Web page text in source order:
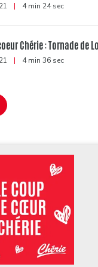
| 4 min 24 sec
Chérie : Tornade de
| 4 min 36 sec